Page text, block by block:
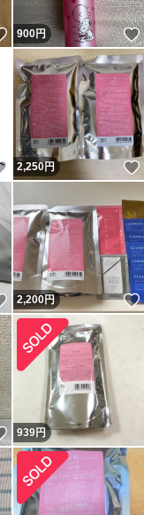
いいね！
900円
いいね！
2,250円
いいね！
2,200円
いいね！
939円